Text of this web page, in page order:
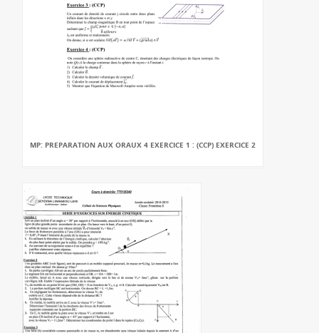
MP: PREPARATION AUX ORAUX 4 EXERCICE 1 : (CCP) EXERCICE 2